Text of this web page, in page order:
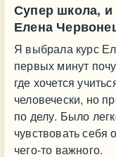
Супер школа,
Елена
Я выбрала курс
первых минут
где хочется
человечески, но
по делу. Было
чувствовать
чего-то важного.